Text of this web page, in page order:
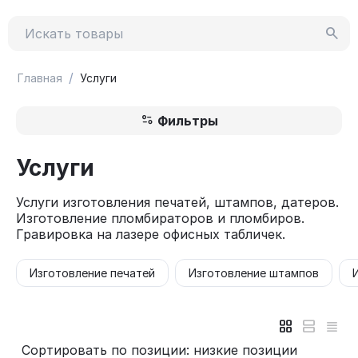
Главная / Услуги
Фильтры
Услуги
Услуги изготовления печатей, штампов, датеров.
Изготовление пломбираторов и пломбиров.
Гравировка на лазере офисных табличек.
Изготовление печатей Изготовление штампов
Сортировать по позиции: низкие позиции